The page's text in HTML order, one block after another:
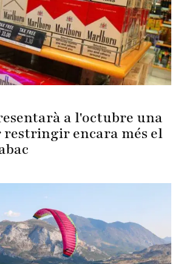
a l'octubre una
encara més el